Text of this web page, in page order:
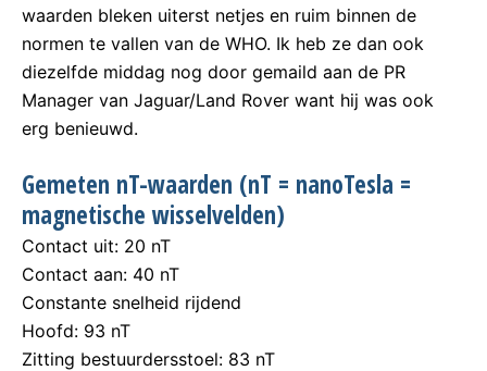
waarden bleken uiterst netjes en ruim binnen de
normen te vallen van de WHO. Ik heb ze dan ook
diezelfde middag nog door gemaild aan de PR
Manager van Jaguar/Land Rover want hij was ook
erg benieuwd.
Gemeten nT-waarden (nT = nanoTesla =
magnetische wisselvelden)
Contact uit: 20 nT
Contact aan: 40 nT
Constante snelheid rijdend
Hoofd: 93 nT
Zitting bestuurdersstoel: 83 nT